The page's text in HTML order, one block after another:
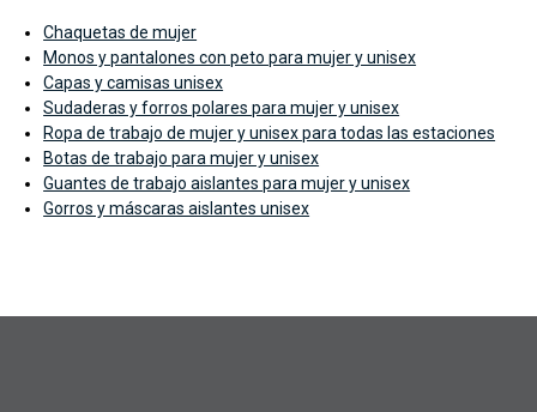
Chaquetas de mujer
Monos y pantalones con peto para mujer y unisex
Capas y camisas unisex
Sudaderas y forros polares para mujer y unisex
Ropa de trabajo de mujer y unisex para todas las estaciones
Botas de trabajo para mujer y unisex
Guantes de trabajo aislantes para mujer y unisex
Gorros y máscaras aislantes unisex